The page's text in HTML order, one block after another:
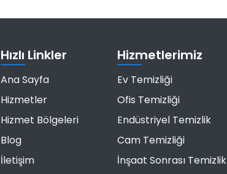
Hızlı Linkler
Ana Sayfa
Hizmetler
Hizmet Bölgeleri
Blog
İletişim
Hizmetlerimiz
Ev Temizliği
Ofis Temizliği
Endüstriyel Temizlik
Cam Temizliği
İnşaat Sonrası Temizlik